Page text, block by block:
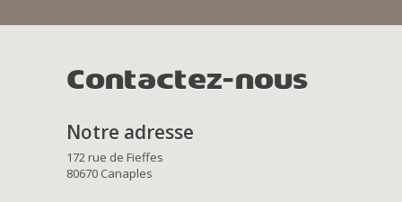
Contactez-nous
Notre adresse
172 rue de Fieffes
80670 Canaples